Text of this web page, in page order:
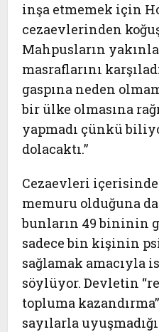
inşa etmemek için
cezaevlerinden
Mahpusların
masraflarını
gaspına neden
bir ülke olmasına
yapmadı çünkü
dolacaktı.”
Cezaevleri
memuru olduğuna
bunların 49 bininin
sadece bin kişinin
sağlamak amacıyla
söylüyor. Devletin
topluma
sayılarla